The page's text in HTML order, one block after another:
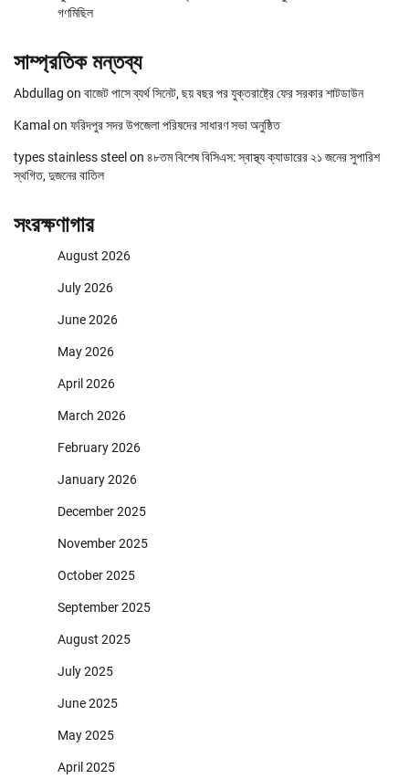
গণমিছিল
সাম্প্রতিক মন্তব্য
Abdullag on বাজেট পাসে ব্যর্থ সিনেট, ছয় বছর পর যুক্তরাষ্ট্রে ফের সরকার শাটডাউন
Kamal on ফরিদপুর সদর উপজেলা পরিষদের সাধারণ সভা অনুষ্ঠিত
types stainless steel on ৪৮তম বিশেষ বিসিএস: স্বাস্থ্য ক্যাডারের ২১ জনের সুপারিশ
স্থগিত, দুজনের বাতিল
সংরক্ষণাগার
August 2026
July 2026
June 2026
May 2026
April 2026
March 2026
February 2026
January 2026
December 2025
November 2025
October 2025
September 2025
August 2025
July 2025
June 2025
May 2025
April 2025